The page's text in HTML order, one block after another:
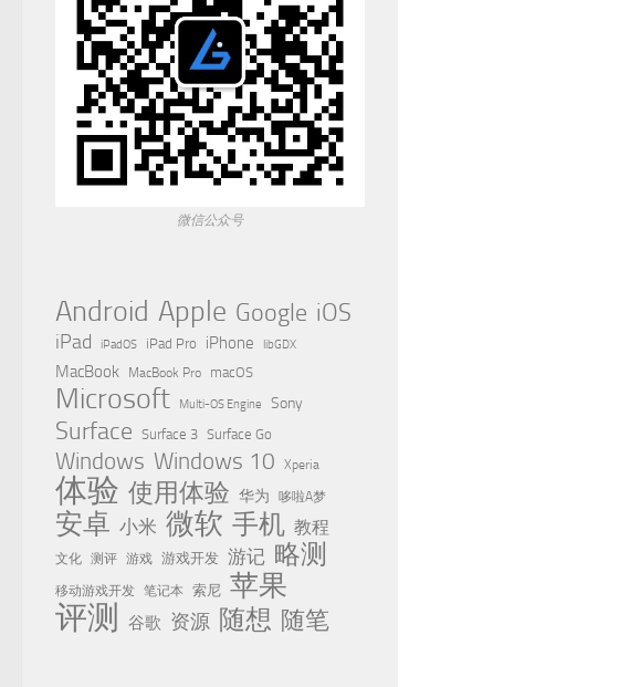
微信公众号
Android Apple Google iOS
iPad iPadOS iPad Pro iPhone libGDX
MacBook MacBook Pro macOS
Microsoft Multi-OS Engine Sony
Surface Surface 3 Surface Go
Windows Windows 10 Xperia
体验 使用体验 华为 哆啦A梦
安卓 小米 微软 手机 教程
文化 测评 游戏 游戏开发 游记 略测
移动游戏开发 笔记本 索尼 苹果
评测 谷歌 资源 随想 随笔